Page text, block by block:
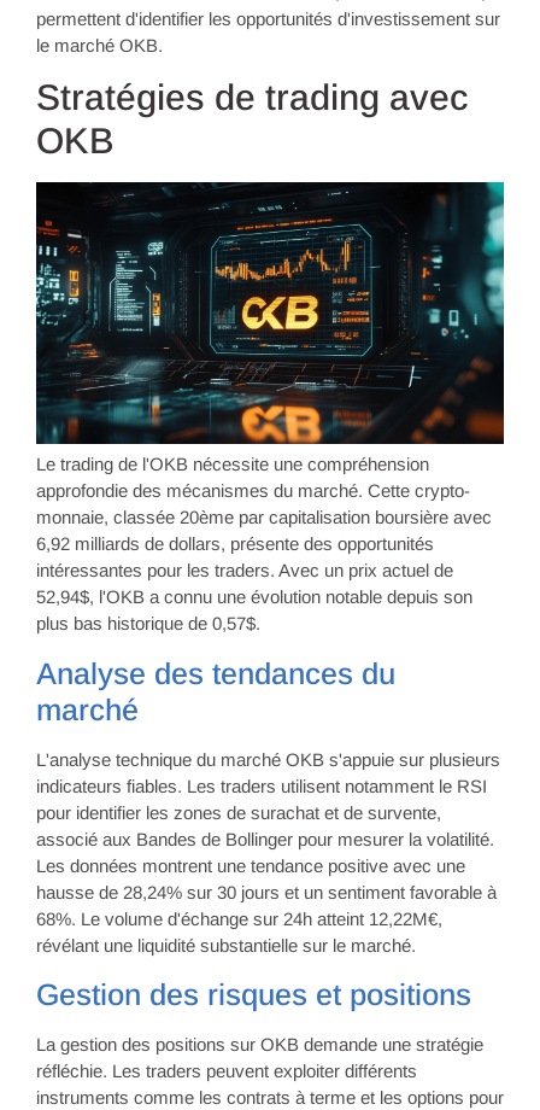
permettent d'identifier les opportunités d'investissement sur
le marché OKB.
Stratégies de trading avec
OKB
Le trading de l'OKB nécessite une compréhension
approfondie des mécanismes du marché. Cette crypto-
monnaie, classée 20ème par capitalisation boursière avec
6,92 milliards de dollars, présente des opportunités
intéressantes pour les traders. Avec un prix actuel de
52,94$, l'OKB a connu une évolution notable depuis son
plus bas historique de 0,57$.
Analyse des tendances du
marché
L'analyse technique du marché OKB s'appuie sur plusieurs
indicateurs fiables. Les traders utilisent notamment le RSI
pour identifier les zones de surachat et de survente,
associé aux Bandes de Bollinger pour mesurer la volatilité.
Les données montrent une tendance positive avec une
hausse de 28,24% sur 30 jours et un sentiment favorable à
68%. Le volume d'échange sur 24h atteint 12,22M€,
révélant une liquidité substantielle sur le marché.
Gestion des risques et positions
La gestion des positions sur OKB demande une stratégie
réfléchie. Les traders peuvent exploiter différents
instruments comme les contrats à terme et les options pour